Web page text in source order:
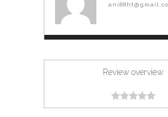
Review overview